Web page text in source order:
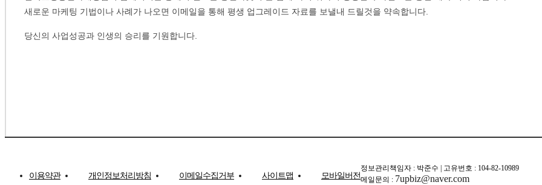
새로운 마케팅 기법이나 사례가 나오면 이메일을 통해 평생 업그레이드 자료를 보낼내 드릴것을 약속합니다.
당신의 사업성공과 인생의 승리를 기원합니다.
이용약관 개인정보처리방침 이메일수집거부 사이트맵 모바일버전
정보관리책임자 : 박준수 | 고유번호 : 104-82-10989
메일문의 : 7upbiz@naver.com